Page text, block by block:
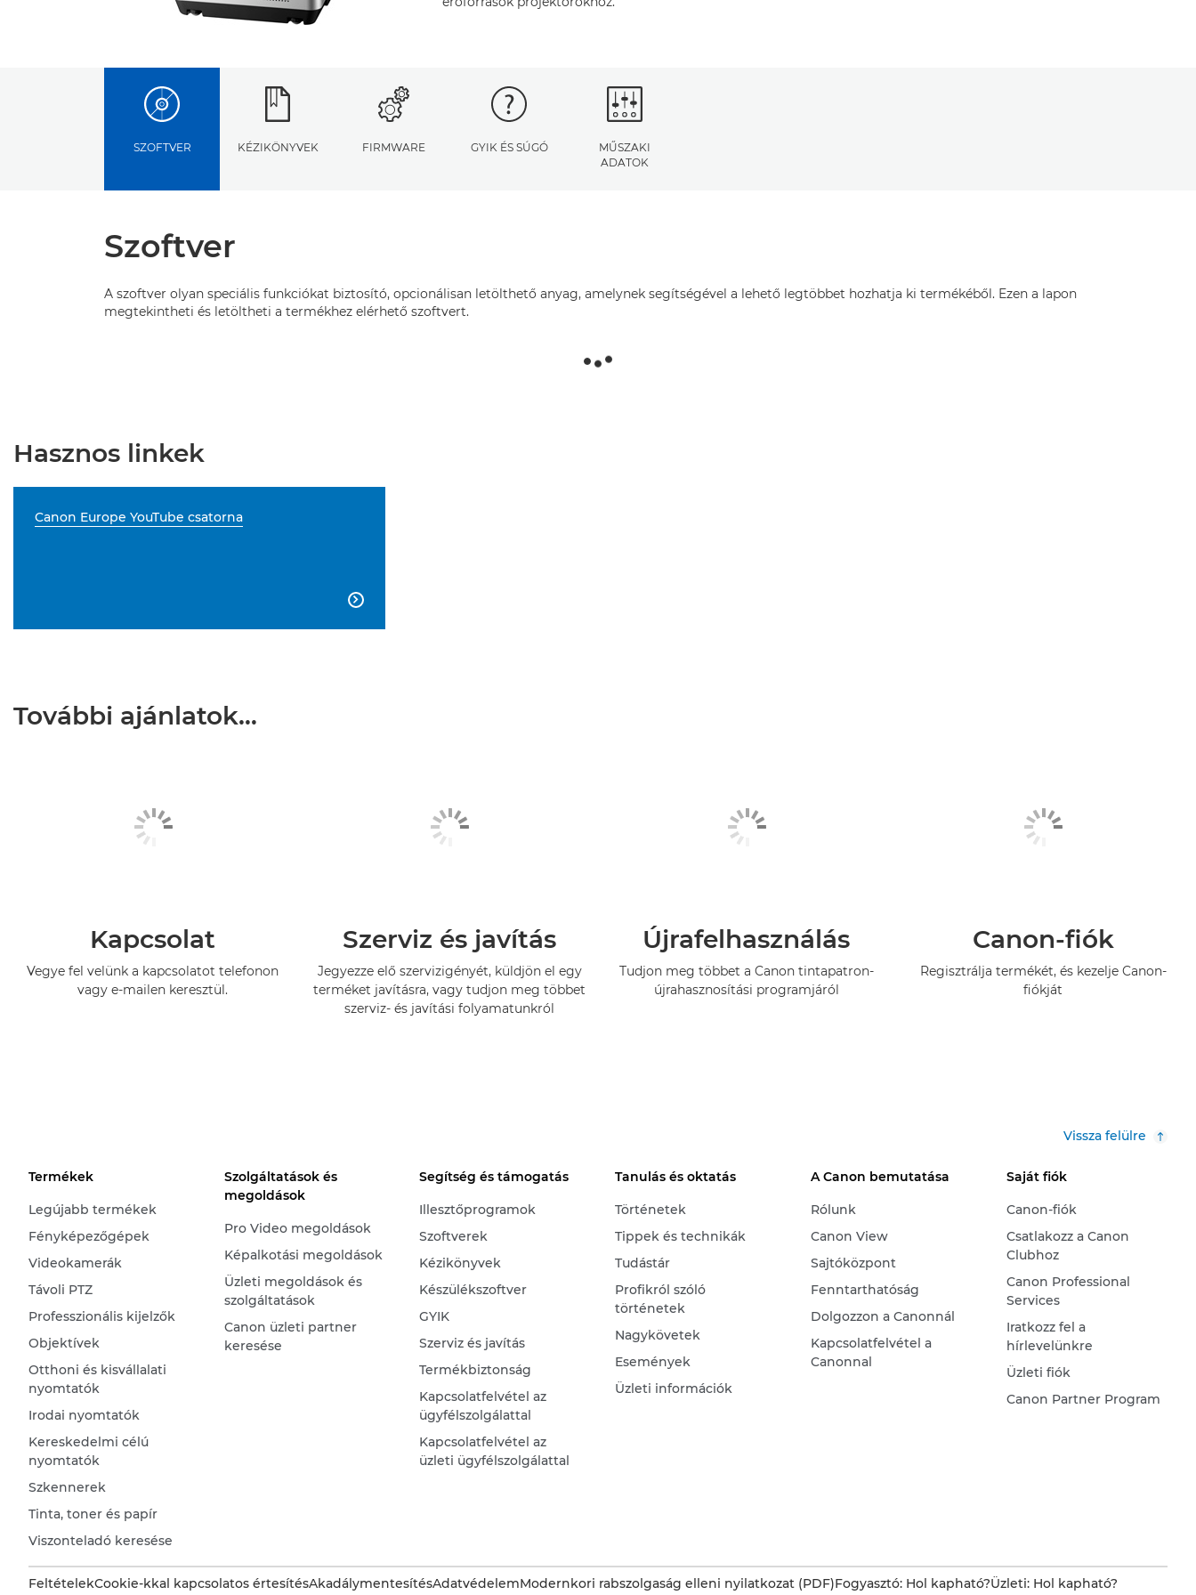
SZOFTVER KÉZIKÖNYVEK FIRMWARE GYIK ÉS SÚGÓ
MŰSZAKI
ADATOK
Szoftver
A szoftver olyan speciális funkciókat biztosító, opcionálisan letölthető anyag, amelynek segítségével a lehető legtöbbet hozhatja ki termékéből. Ezen a lapon
megtekintheti és letöltheti a termékhez elérhető szoftvert.
Hasznos linkek
Canon Europe YouTube csatorna

További ajánlatok…
Kapcsolat
Vegye fel velünk a kapcsolatot telefonon
vagy e-mailen keresztül.
Szerviz és javítás
Jegyezze elő szervizigényét, küldjön el egy
terméket javításra, vagy tudjon meg többet
szerviz- és javítási folyamatunkról
Újrafelhasználás
Tudjon meg többet a Canon tintapatron-
újrahasznosítási programjáról
Canon-fiók
Regisztrálja termékét, és kezelje Canon-
fiókját
Vissza felülre
Termékek
Legújabb termékek
Fényképezőgépek
Videokamerák
Távoli PTZ
Professzionális kijelzők
Objektívek
Otthoni és kisvállalati
nyomtatók
Irodai nyomtatók
Kereskedelmi célú
nyomtatók
Szkennerek
Tinta, toner és papír
Viszonteladó keresése
Szolgáltatások és
megoldások
Pro Video megoldások
Képalkotási megoldások
Üzleti megoldások és
szolgáltatások
Canon üzleti partner
keresése
Segítség és támogatás
Illesztőprogramok
Szoftverek
Kézikönyvek
Készülékszoftver
GYIK
Szerviz és javítás
Termékbiztonság
Kapcsolatfelvétel az
ügyfélszolgálattal
Kapcsolatfelvétel az
üzleti ügyfélszolgálattal
Tanulás és oktatás
Történetek
Tippek és technikák
Tudástár
Profikról szóló
történetek
Nagykövetek
Események
Üzleti információk
A Canon bemutatása
Rólunk
Canon View
Sajtóközpont
Fenntarthatóság
Dolgozzon a Canonnál
Kapcsolatfelvétel a
Canonnal
Saját fiók
Canon-fiók
Csatlakozz a Canon
Clubhoz
Canon Professional
Services
Iratkozz fel a
hírlevelünkre
Üzleti fiók
Canon Partner Program
FeltételekCookie-kkal kapcsolatos értesítésAkadálymentesítésAdatvédelemModernkori rabszolgaság elleni nyilatkozat (PDF)Fogyasztó: Hol kapható?Üzleti: Hol kapható?